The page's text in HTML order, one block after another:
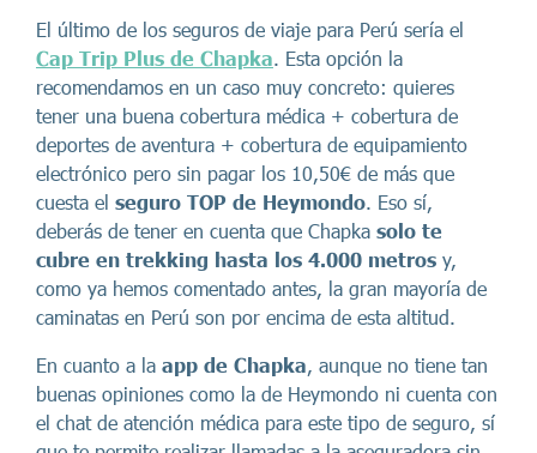
El último de los seguros de viaje para Perú sería el
Cap Trip Plus de Chapka. Esta opción la
recomendamos en un caso muy concreto: quieres
tener una buena cobertura médica + cobertura de
deportes de aventura + cobertura de equipamiento
electrónico pero sin pagar los 10,50€ de más que
cuesta el seguro TOP de Heymondo. Eso sí,
deberás de tener en cuenta que Chapka solo te
cubre en trekking hasta los 4.000 metros y,
como ya hemos comentado antes, la gran mayoría de
caminatas en Perú son por encima de esta altitud.
En cuanto a la app de Chapka, aunque no tiene tan
buenas opiniones como la de Heymondo ni cuenta con
el chat de atención médica para este tipo de seguro, sí